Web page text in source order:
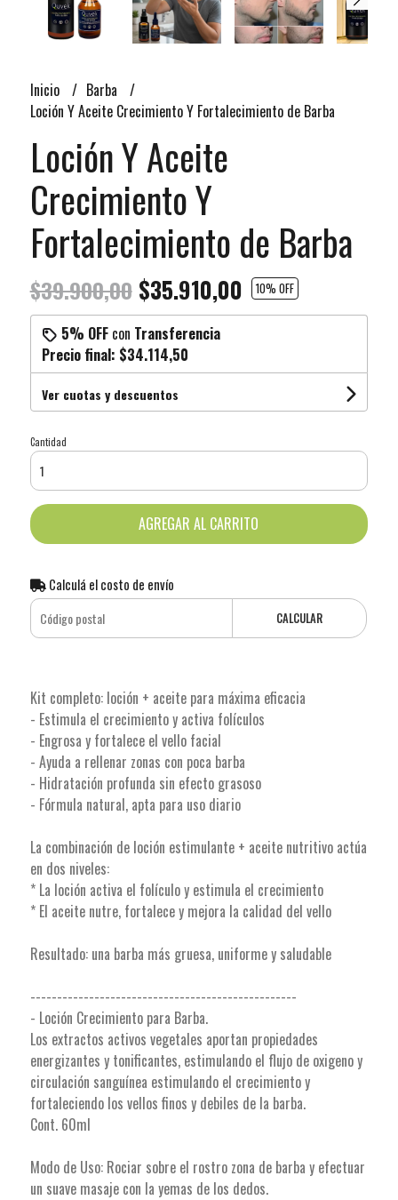
Inicio
Barba
Loción Y Aceite Crecimiento Y Fortalecimiento de Barba
Loción Y Aceite
Crecimiento Y
Fortalecimiento de Barba
$39.900,00$35.910,00 10% OFF
5% OFFcon Transferencia
Precio final: $34.114,50
Ver cuotas y descuentos
Cantidad
AGREGAR AL CARRITO
Calculá el costo de envío
CALCULAR
Kit completo: loción + aceite para máxima eficacia
- Estimula el crecimiento y activa folículos
- Engrosa y fortalece el vello facial
- Ayuda a rellenar zonas con poca barba
- Hidratación profunda sin efecto grasoso
- Fórmula natural, apta para uso diario
La combinación de loción estimulante + aceite nutritivo actúa
en dos niveles:
* La loción activa el folículo y estimula el crecimiento
* El aceite nutre, fortalece y mejora la calidad del vello
Resultado: una barba más gruesa, uniforme y saludable
--------------------------------------------------
- Loción Crecimiento para Barba.
Los extractos activos vegetales aportan propiedades
energizantes y tonificantes, estimulando el flujo de oxigeno y
circulación sanguínea estimulando el crecimiento y
fortaleciendo los vellos finos y debiles de la barba.
Cont. 60ml
Modo de Uso: Rociar sobre el rostro zona de barba y efectuar
un suave masaje con la yemas de los dedos.